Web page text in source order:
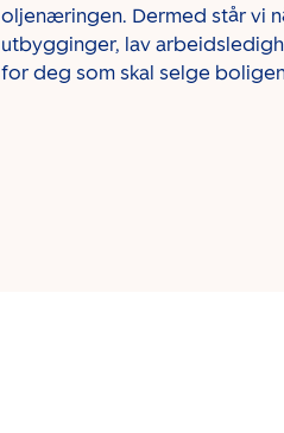
oljenæringen. Dermed står vi
utbygginger, lav
for deg som skal selge